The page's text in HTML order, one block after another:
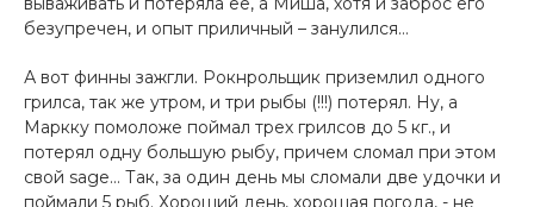
безупречен, и опыт приличный – занулился…
А вот финны зажгли. Рокнрольщик приземлил одного
грилса, так же утром, и три рыбы (!!!) потерял. Ну, а
Маркку помоложе поймал трех грилсов до 5 кг., и
потерял одну большую рыбу, причем сломал при этом
свой sage… Так, за один день мы сломали две удочки и
поймали 5 рыб. Хороший день, хорошая погода, - не